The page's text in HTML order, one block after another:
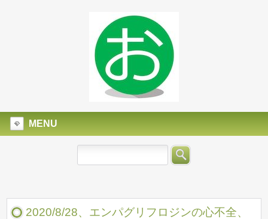
MENU
2020/8/28、エンパグリフロジンの心不全、